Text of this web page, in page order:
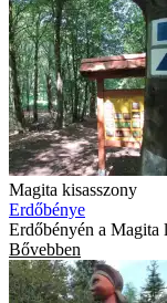
Magita kisasszony
Erdőbénye
Erdőbényén a
Bővebben